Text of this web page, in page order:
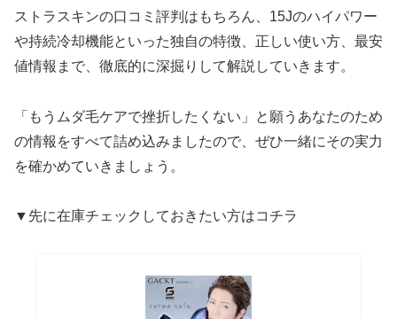
ストラスキンの口コミ評判はもちろん、15Jのハイパワー
や持続冷却機能といった独自の特徴、正しい使い方、最安
値情報まで、徹底的に深掘りして解説していきます。
「もうムダ毛ケアで挫折したくない」と願うあなたのため
の情報をすべて詰め込みましたので、ぜひ一緒にその実力
を確かめていきましょう。
▼先に在庫チェックしておきたい方はコチラ